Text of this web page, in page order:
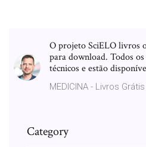
O projeto SciELO livros
para download. Todos
técnicos e estão
MEDICINA - Livros Grátis
Category